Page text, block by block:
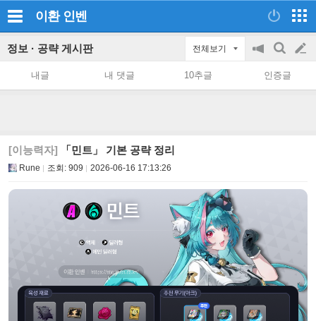
이환 인벤
정보 · 공략 게시판 전체보기
공
on/off
검
색
글
쓰
내글 내 댓글 10추글 인증글
[이능력자] 「민트」 기본 공략 정리
Rune 조회: 909 2026-06-16 17:13:26